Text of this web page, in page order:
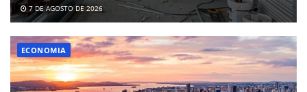
7 DE AGOSTO DE 2026
ECONOMIA